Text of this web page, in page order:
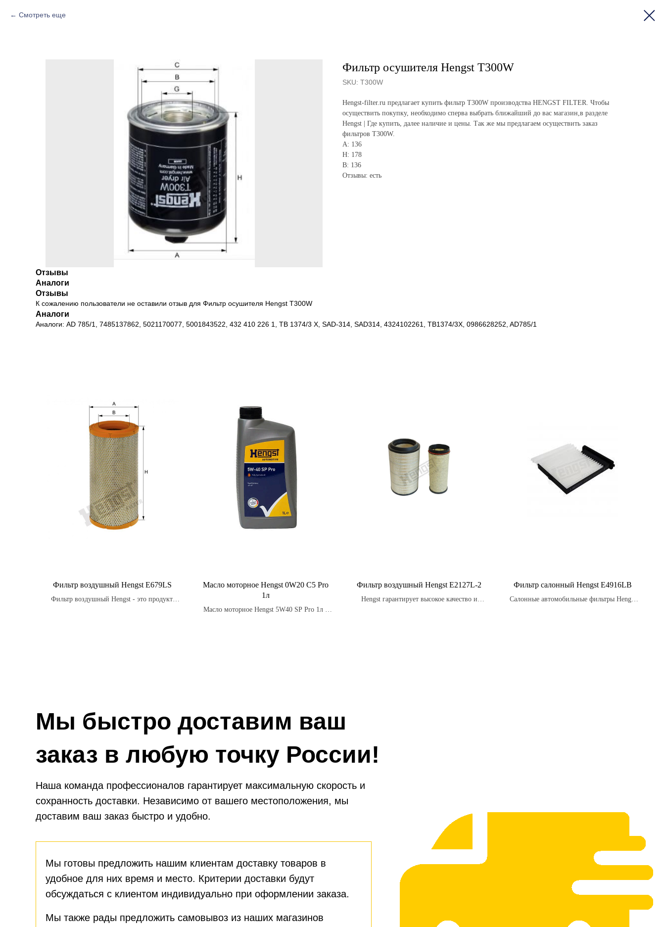
Смотреть еще
Фильтр осушителя Hengst T300W
SKU: T300W
Hengst-filter.ru предлагает купить фильтр T300W производства HENGST FILTER. Чтобы
осуществить покупку, необходимо сперва выбрать ближайший до вас магазин,в разделе
Hengst | Где купить, далее наличие и цены. Так же мы предлагаем осуществить заказ
фильтров T300W.
A: 136
H: 178
B: 136
Отзывы: есть
Отзывы
Аналоги
Отзывы
К сожалению пользователи не оставили отзыв для Фильтр осушителя Hengst T300W
Аналоги
Аналоги: AD 785/1, 7485137862, 5021170077, 5001843522, 432 410 226 1, TB 1374/3 X, SAD-314, SAD314, 4324102261, TB1374/3X, 0986628252, AD785/1
Фильтр воздушный Hengst E679LS
Фильтр воздушный Hengst - это продукт,
Масло моторное Hengst 0W20 C5 Pro
1л
Масло моторное Hengst 5W40 SP Pro 1л –
Фильтр воздушный Hengst E2127L-2
Hengst гарантирует высокое качество и
Фильтр салонный Hengst E4916LB
Салонные автомобильные фильтры Hengst
Мы быстро доставим ваш
заказ в любую точку России!
Мы готовы предложить нашим клиентам доставку товаров в
удобное для них время и место. Критерии доставки будут
обсуждаться с клиентом индивидуально при оформлении заказа.
Мы также рады предложить самовывоз из наших магазинов
Наша команда профессионалов гарантирует максимальную скорость и
сохранность доставки. Независимо от вашего местоположения, мы
доставим ваш заказ быстро и удобно.